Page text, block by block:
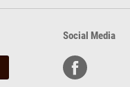
Social Media